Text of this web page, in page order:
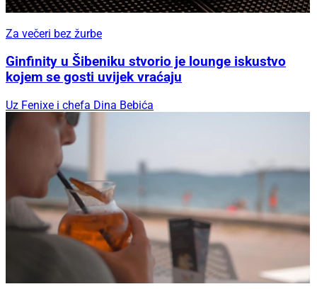
Za večeri bez žurbe
Ginfinity u Šibeniku stvorio je lounge iskustvo
kojem se gosti uvijek vraćaju
Uz Fenixe i chefa Dina Bebića